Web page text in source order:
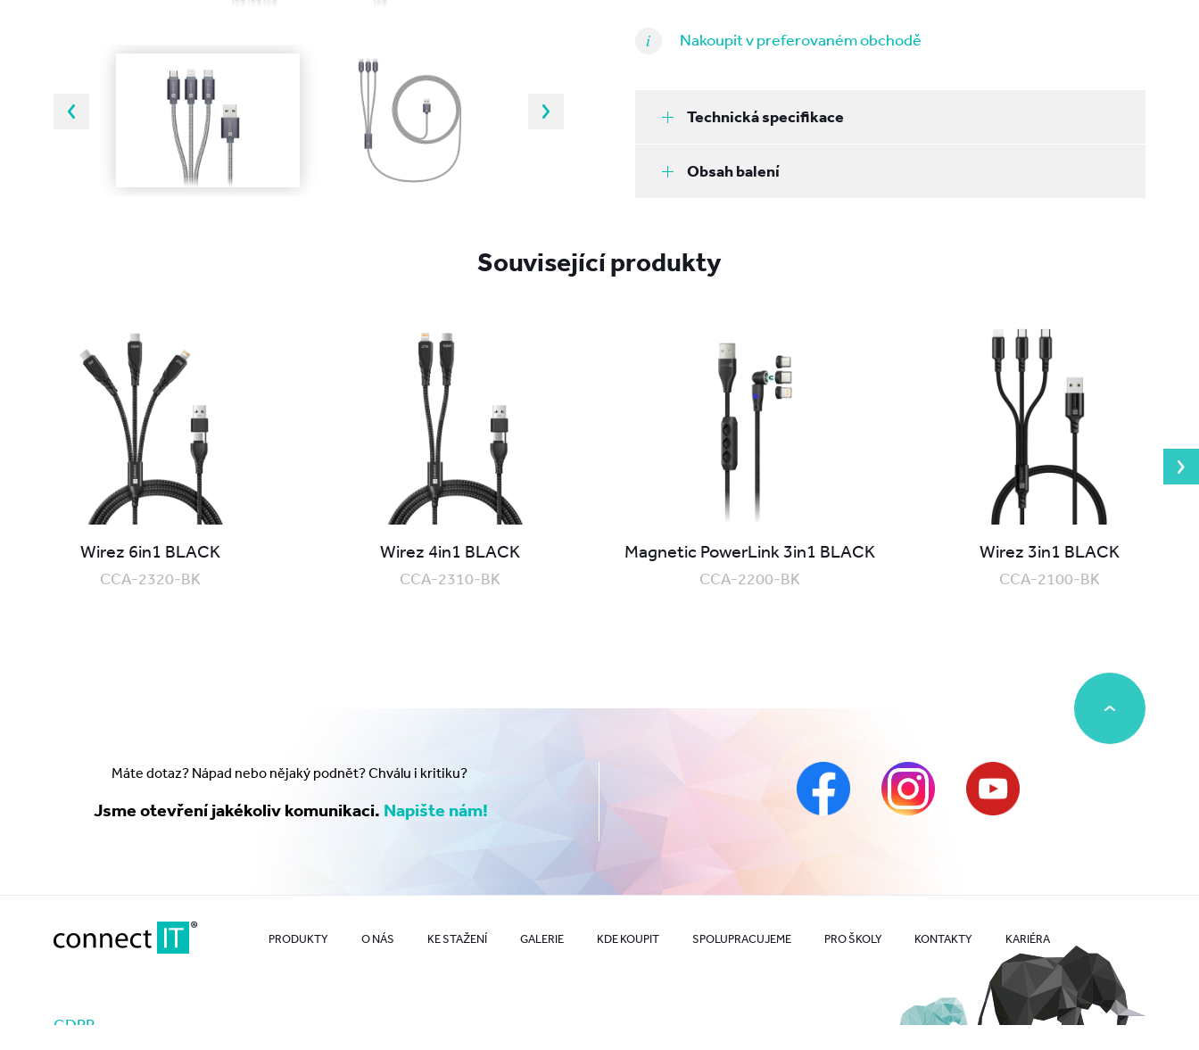
Nakoupit v preferovaném obchodě
Technická specifikace
Obsah balení
Související produkty
Wirez 6in1 BLACK
CCA-2320-BK
Wirez 4in1 BLACK
CCA-2310-BK
Magnetic PowerLink 3in1 BLACK
CCA-2200-BK
Wirez 3in1 BLACK
CCA-2100-BK
Máte dotaz? Nápad nebo nějaký podnět? Chválu i kritiku?
Jsme otevření jakékoliv komunikaci. Napište nám!
PRODUKTY O NÁS KE STAŽENÍ GALERIE KDE KOUPIT SPOLUPRACUJEME PRO ŠKOLY KONTAKTY KARIÉRA
GDPR